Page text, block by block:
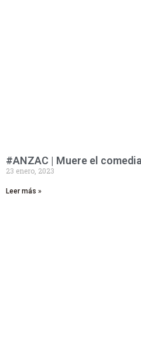
#ANZAC | Muere el
23 enero, 2023
Leer más »